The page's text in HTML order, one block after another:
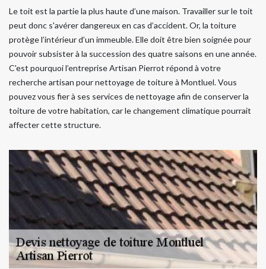
Le toit est la partie la plus haute d’une maison. Travailler sur le toit
peut donc s'avérer dangereux en cas d’accident. Or, la toiture
protège l’intérieur d’un immeuble. Elle doit être bien soignée pour
pouvoir subsister à la succession des quatre saisons en une année.
C'est pourquoi l’entreprise Artisan Pierrot répond à votre
recherche artisan pour nettoyage de toiture à Montluel. Vous
pouvez vous fier à ses services de nettoyage afin de conserver la
toiture de votre habitation, car le changement climatique pourrait
affecter cette structure.